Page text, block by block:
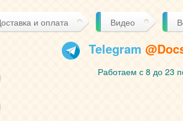
и оплата Видео
Telegram
Работаем с 8 до 23